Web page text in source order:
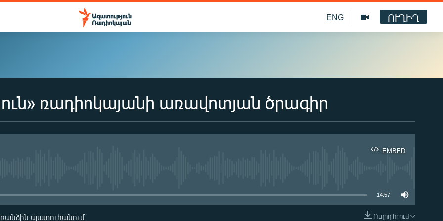
ENG ՈՒՂԻՂ
ռադիոկայանի առավոտյան ծրագիր
EMBED
14:57
Ուղիղ հղում
պատուհանում